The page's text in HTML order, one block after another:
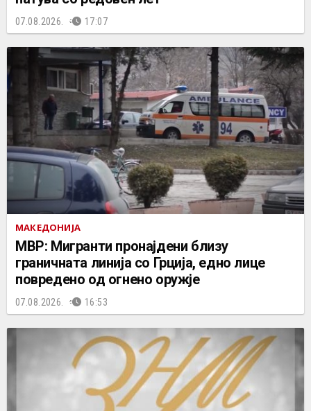
07.08.2026. 17:07
МАКЕДОНИЈА
МВР: Мигранти пронајдени близу
граничната линија со Грција, едно лице
повредено од огнено оружје
07.08.2026. 16:53